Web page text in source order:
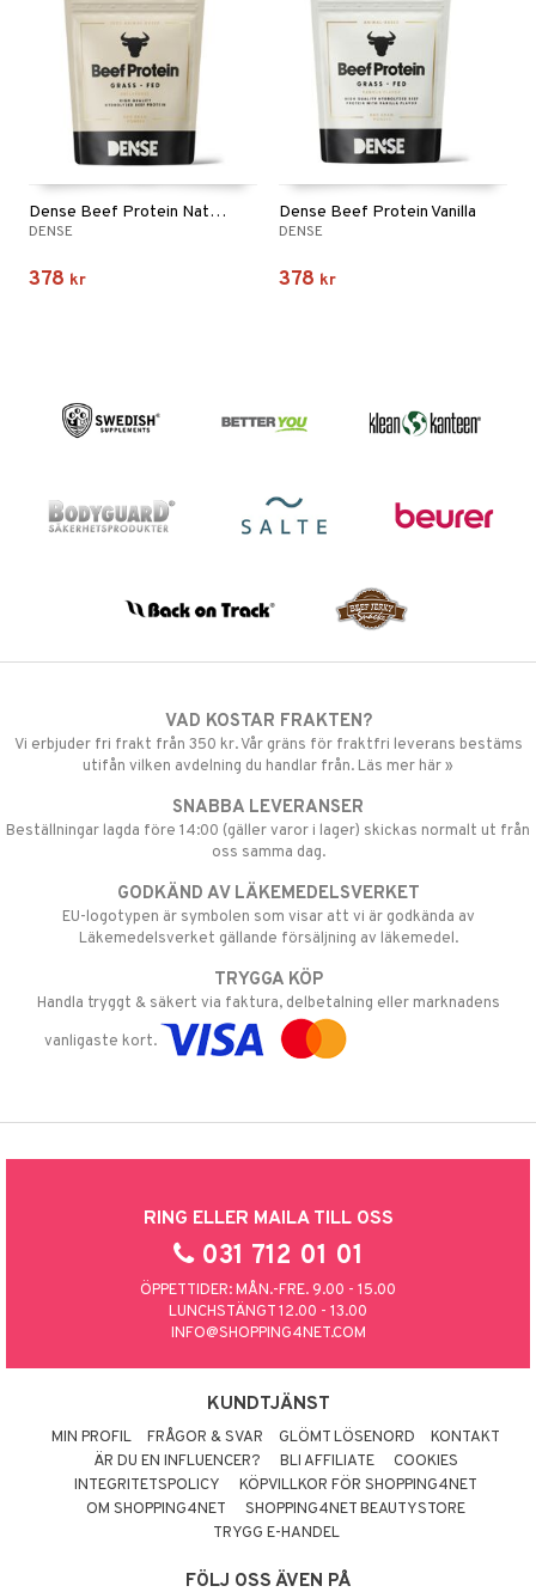
Dense Beef Protein Naturell
DENSE
378 kr
Dense Beef Protein Vanilla
DENSE
378 kr
VAD KOSTAR FRAKTEN?
Vi erbjuder fri frakt från 350 kr. Vår gräns för fraktfri leverans bestäms
utifån vilken avdelning du handlar från. Läs mer här »
SNABBA LEVERANSER
Beställningar lagda före 14:00 (gäller varor i lager) skickas normalt ut från
oss samma dag.
GODKÄND AV LÄKEMEDELSVERKET
EU-logotypen är symbolen som visar att vi är godkända av
Läkemedelsverket gällande försäljning av läkemedel.
TRYGGA KÖP
Handla tryggt & säkert via faktura, delbetalning eller marknadens
vanligaste kort.
RING ELLER MAILA TILL OSS
031 712 01 01
ÖPPETTIDER: MÅN.-FRE. 9.00 - 15.00
LUNCHSTÄNGT 12.00 - 13.00
INFO@SHOPPING4NET.COM
KUNDTJÄNST
MIN PROFIL FRÅGOR & SVAR GLÖMT LÖSENORD
KONTAKT
ÄR DU EN INFLUENCER?
BLI AFFILIATE
COOKIES
INTEGRITETSPOLICY
KÖPVILLKOR FÖR SHOPPING4NET
OM SHOPPING4NET
SHOPPING4NET BEAUTYSTORE
TRYGG E-HANDEL
FÖLJ OSS ÄVEN PÅ